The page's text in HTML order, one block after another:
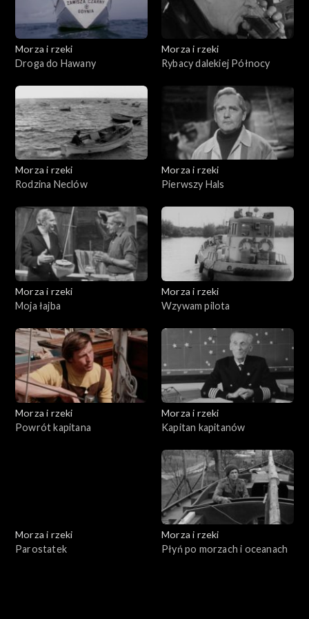
Morza i rzeki
Droga do Hawany
Morza i rzeki
Rybacy dalekiej Północy
Morza i rzeki
Rodzina Neclów
Morza i rzeki
Pierwszy Hals
Morza i rzeki
Moja łajba
Morza i rzeki
Wzywam pilota
Morza i rzeki
Powrót kapitana
Morza i rzeki
Kapitan kapitanów
Morza i rzeki
Parostatek
Morza i rzeki
Płyń po morzach i oceanach